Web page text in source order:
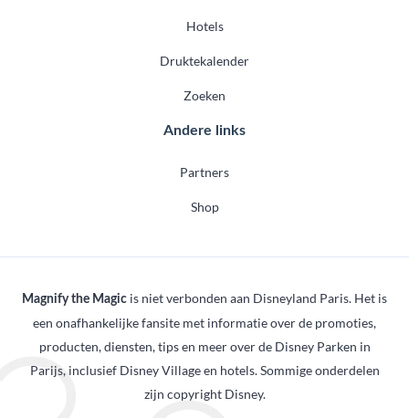
Hotels
Druktekalender
Zoeken
Andere links
Partners
Shop
Magnify the Magic is niet verbonden aan Disneyland Paris. Het is
een onafhankelijke fansite met informatie over de promoties,
producten, diensten, tips en meer over de Disney Parken in
Parijs, inclusief Disney Village en hotels. Sommige onderdelen
zijn copyright Disney.